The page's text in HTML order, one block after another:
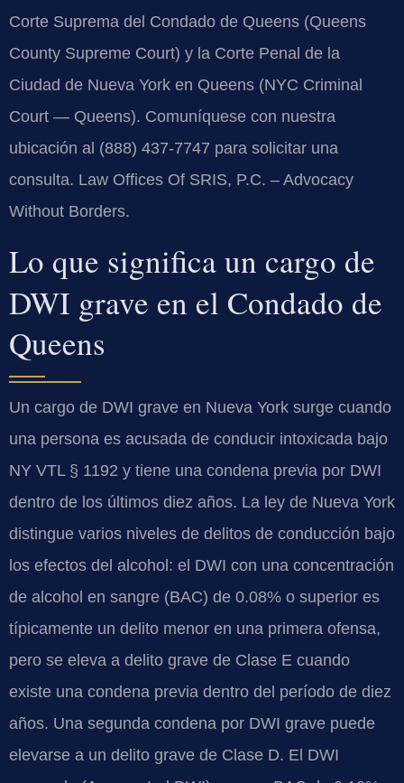
Corte Suprema del Condado de Queens (Queens
County Supreme Court) y la Corte Penal de la
Ciudad de Nueva York en Queens (NYC Criminal
Court — Queens). Comuníquese con nuestra
ubicación al (888) 437-7747 para solicitar una
consulta. Law Offices Of SRIS, P.C. – Advocacy
Without Borders.
Lo que significa un cargo de
DWI grave en el Condado de
Queens
Un cargo de DWI grave en Nueva York surge cuando
una persona es acusada de conducir intoxicada bajo
NY VTL § 1192 y tiene una condena previa por DWI
dentro de los últimos diez años. La ley de Nueva York
distingue varios niveles de delitos de conducción bajo
los efectos del alcohol: el DWI con una concentración
de alcohol en sangre (BAC) de 0.08% o superior es
típicamente un delito menor en una primera ofensa,
pero se eleva a delito grave de Clase E cuando
existe una condena previa dentro del período de diez
años. Una segunda condena por DWI grave puede
elevarse a un delito grave de Clase D. El DWI